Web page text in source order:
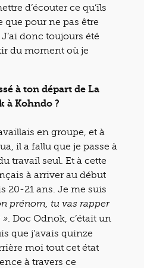
d’écouter ce qu’ils
pour ne pas être
donc toujours été
du moment où je
à ton départ de La
à Kohndo ?
en groupe, et à
il a fallu que je passe à
travail seul. Et à cette
à arriver au début
20-21 ans. Je me suis
prénom, tu vas rapper
» . Doc Odnok, c’était un
que j’avais quinze
moi tout cet état
à travers ce